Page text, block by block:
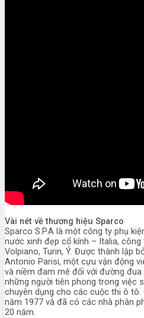
Vài nét về thương hiệu Sparco
Sparco S.P.A là một công ty phụ
nước xinh đẹp cổ kính – Italia,
Volpiano, Turin, Ý. Được thành lập
Antonio Parisi, một cựu vận động
và niềm đam mê đối với đường
những người tiên phong trong việc
chuyên dụng cho các cuộc thi ô
năm 1977 và đã có các nhà phân
20 năm.